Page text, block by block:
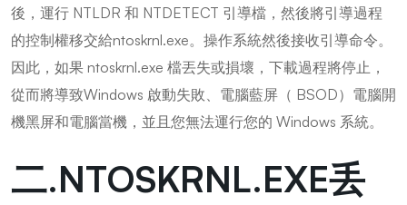
後，運行 NTLDR 和 NTDETECT 引導檔，然後將引導過程
的控制權移交給ntoskrnl.exe。操作系統然後接收引導命令。
因此，如果 ntoskrnl.exe 檔丟失或損壞，下載過程將停止，
從而將導致Windows 啟動失敗、電腦藍屏（ BSOD）電腦開
機黑屏和電腦當機，並且您無法運行您的 Windows 系統。
二.NTOSKRNL.EXE丢